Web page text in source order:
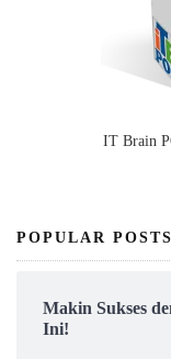
IT Brain
POPULAR POSTS
Makin Sukses
Ini!